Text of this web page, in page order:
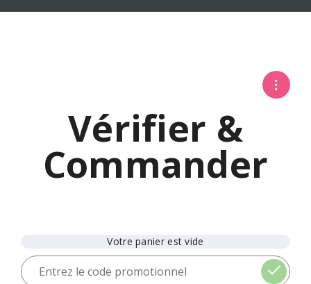
Vérifier &
Commander
Votre panier est vide